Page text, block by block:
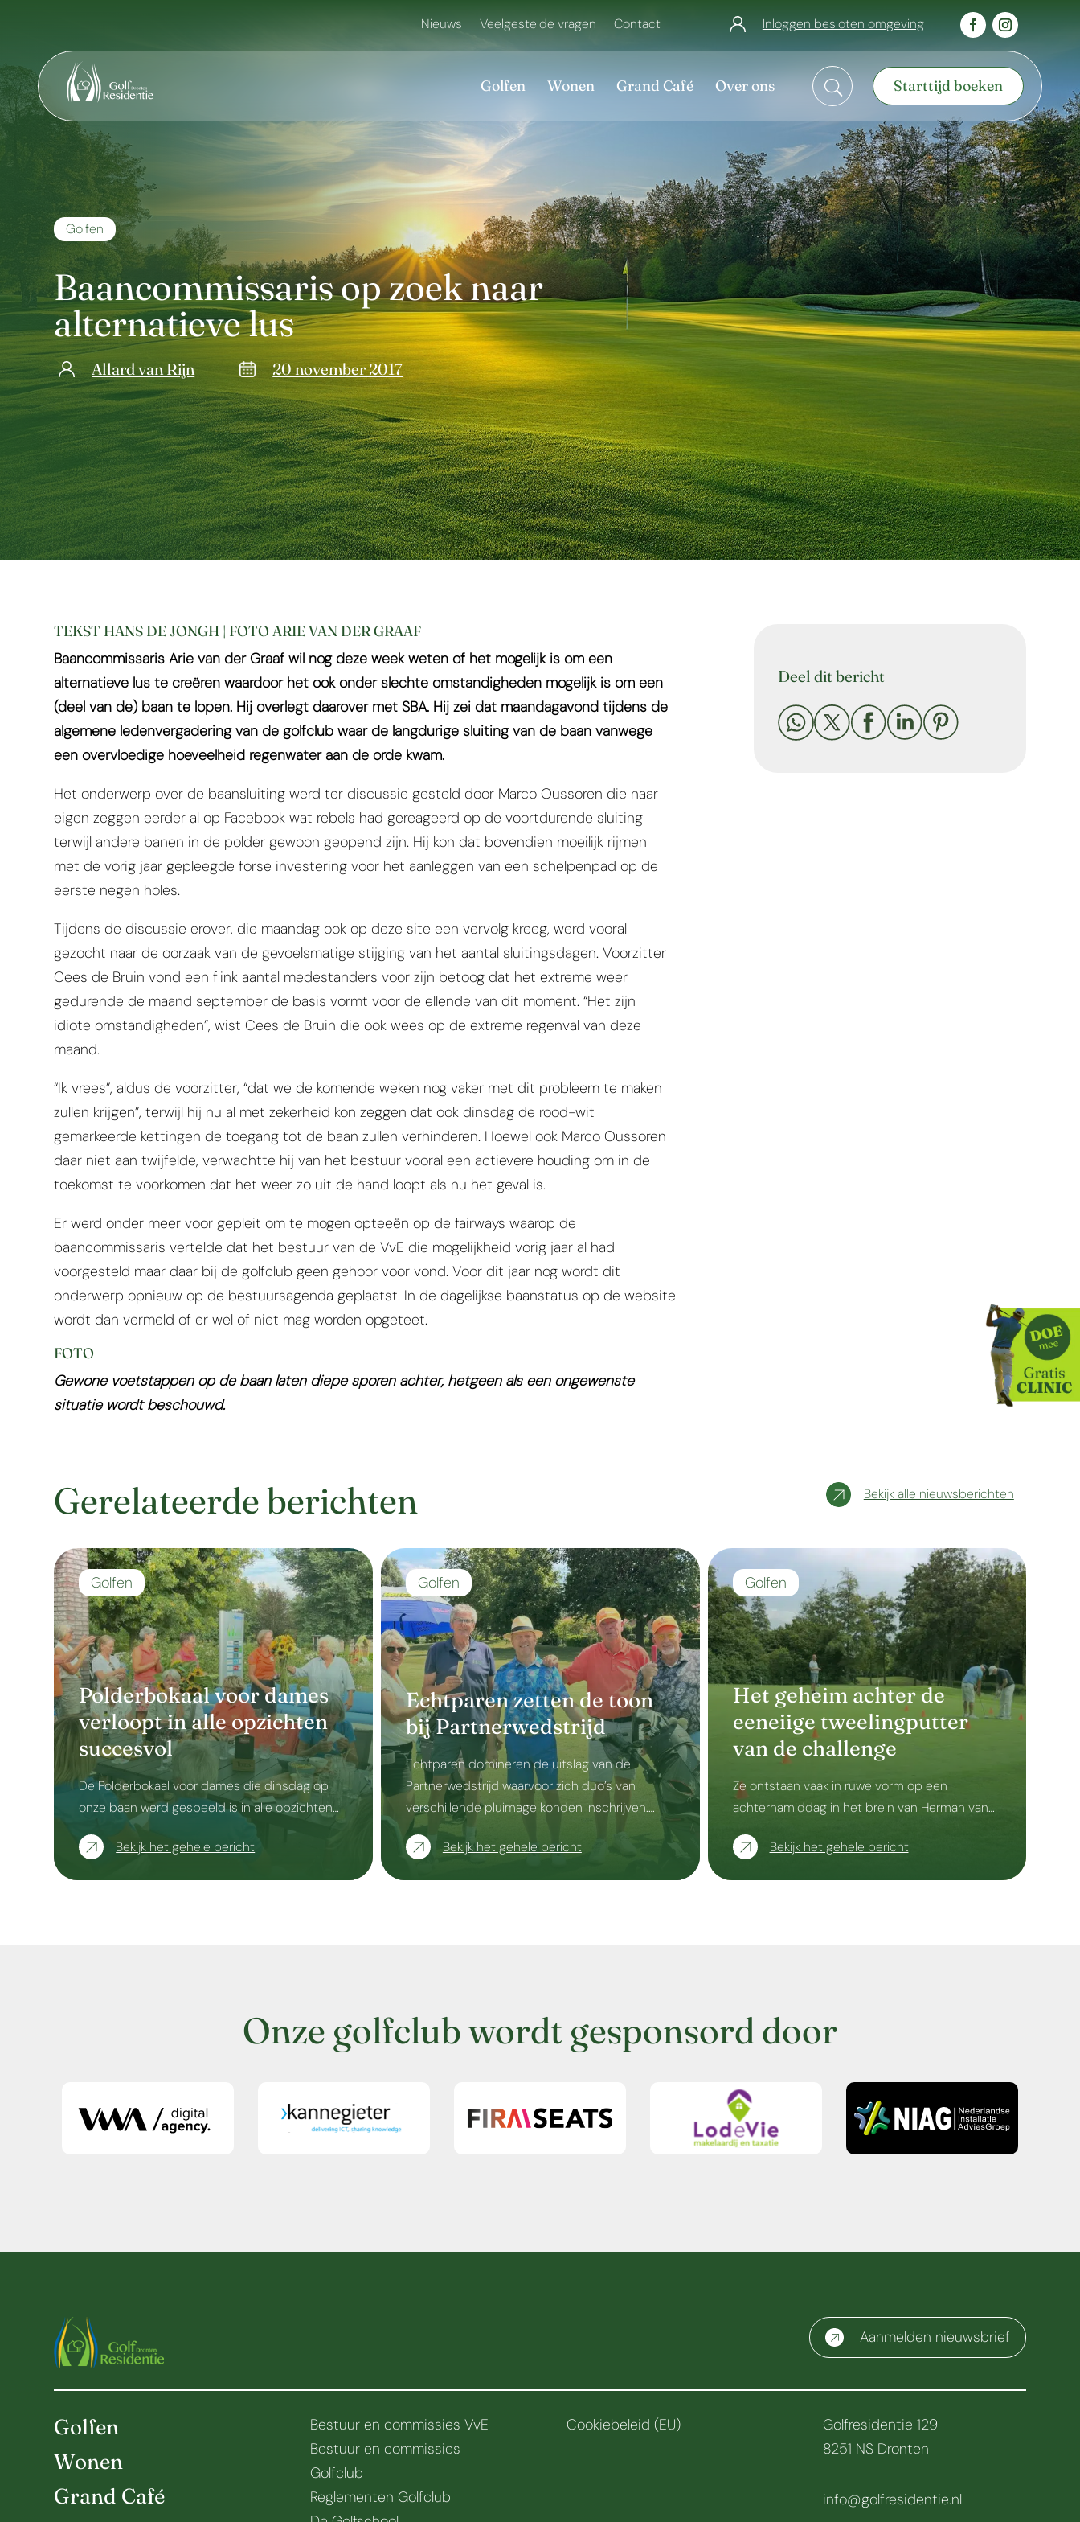
Nieuws Veelgestelde vragen Contact Inloggen besloten omgeving
Golfen Wonen Grand Café Over ons U Starttijd boeken
Golfen
Baancommissaris op zoek naar
alternatieve lus
Allard van Rijn 20 november 2017
TEKST HANS DE JONGH | FOTO ARIE VAN DER GRAAF
Baancommissaris Arie van der Graaf wil nog deze week weten of het mogelijk is om een
alternatieve lus te creëren waardoor het ook onder slechte omstandigheden mogelijk is om een
(deel van de) baan te lopen. Hij overlegt daarover met SBA. Hij zei dat maandagavond tijdens de
algemene ledenvergadering van de golfclub waar de langdurige sluiting van de baan vanwege
een overvloedige hoeveelheid regenwater aan de orde kwam.
Het onderwerp over de baansluiting werd ter discussie gesteld door Marco Oussoren die naar
eigen zeggen eerder al op Facebook wat rebels had gereageerd op de voortdurende sluiting
terwijl andere banen in de polder gewoon geopend zijn. Hij kon dat bovendien moeilijk rijmen
met de vorig jaar gepleegde forse investering voor het aanleggen van een schelpenpad op de
eerste negen holes.
Tijdens de discussie erover, die maandag ook op deze site een vervolg kreeg, werd vooral
gezocht naar de oorzaak van de gevoelsmatige stijging van het aantal sluitingsdagen. Voorzitter
Cees de Bruin vond een flink aantal medestanders voor zijn betoog dat het extreme weer
gedurende de maand september de basis vormt voor de ellende van dit moment. “Het zijn
idiote omstandigheden”, wist Cees de Bruin die ook wees op de extreme regenval van deze
maand.
“Ik vrees”, aldus de voorzitter, “dat we de komende weken nog vaker met dit probleem te maken
zullen krijgen”, terwijl hij nu al met zekerheid kon zeggen dat ook dinsdag de rood-wit
gemarkeerde kettingen de toegang tot de baan zullen verhinderen. Hoewel ook Marco Oussoren
daar niet aan twijfelde, verwachtte hij van het bestuur vooral een actievere houding om in de
toekomst te voorkomen dat het weer zo uit de hand loopt als nu het geval is.
Er werd onder meer voor gepleit om te mogen opteeën op de fairways waarop de
baancommissaris vertelde dat het bestuur van de VvE die mogelijkheid vorig jaar al had
voorgesteld maar daar bij de golfclub geen gehoor voor vond. Voor dit jaar nog wordt dit
onderwerp opnieuw op de bestuursagenda geplaatst. In de dagelijkse baanstatus op de website
wordt dan vermeld of er wel of niet mag worden opgeteet.
FOTO
Gewone voetstappen op de baan laten diepe sporen achter, hetgeen als een ongewenste
situatie wordt beschouwd.
Deel dit bericht
    
Gerelateerde berichten Bekijk alle nieuwsberichten
Polderbokaal voor dames
verloopt in alle opzichten
succesvol
Golfen
De Polderbokaal voor dames die dinsdag op
onze baan werd gespeeld is in alle opzichten…
Bekijk het gehele bericht
Echtparen zetten de toon
bij Partnerwedstrijd
Golfen
Echtparen domineren de uitslag van de
Partnerwedstrijd waarvoor zich duo’s van
verschillende pluimage konden inschrijven.…
Bekijk het gehele bericht
Het geheim achter de
eeneiige tweelingputter
van de challenge
Golfen
Ze ontstaan vaak in ruwe vorm op een
achternamiddag in het brein van Herman van…
Bekijk het gehele bericht
Onze golfclub wordt gesponsord door
Aanmelden nieuwsbrief
Golfen
Wonen
Grand Café
Bestuur en commissies VvE
Bestuur en commissies
Golfclub
Reglementen Golfclub
Cookiebeleid (EU)
Golfresidentie 129
8251 NS Dronten
info@golfresidentie.nl